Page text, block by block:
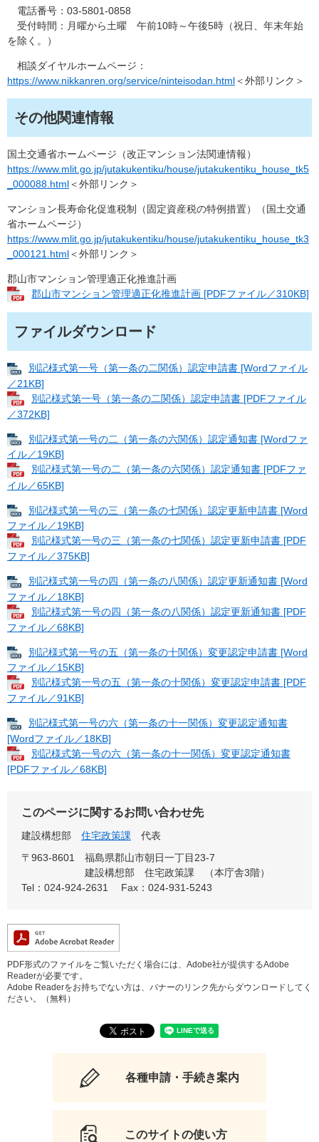
電話番号：03-5801-0858
受付時間：月曜から土曜 午前10時～午後5時（祝日、年末年始
を除く。）
相談ダイヤルホームページ：
https://www.nikkanren.org/service/ninteisodan.html＜外部リンク＞
その他関連情報
国土交通省ホームページ（改正マンション法関連情報）
https://www.mlit.go.jp/jutakukentiku/house/jutakukentiku_house_tk5
_000088.html＜外部リンク＞
マンション長寿命化促進税制（固定資産税の特例措置）（国土交通
省ホームページ）
https://www.mlit.go.jp/jutakukentiku/house/jutakukentiku_house_tk3
_000121.html＜外部リンク＞
郡山市マンション管理適正化推進計画
郡山市マンション管理適正化推進計画 [PDFファイル／310KB]
ファイルダウンロード
別記様式第一号（第一条の二関係）認定申請書 [Wordファイル
／21KB]
別記様式第一号（第一条の二関係）認定申請書 [PDFファイル
／372KB]
別記様式第一号の二（第一条の六関係）認定通知書 [Wordファ
イル／19KB]
別記様式第一号の二（第一条の六関係）認定通知書 [PDFファ
イル／65KB]
別記様式第一号の三（第一条の七関係）認定更新申請書 [Word
ファイル／19KB]
別記様式第一号の三（第一条の七関係）認定更新申請書 [PDF
ファイル／375KB]
別記様式第一号の四（第一条の八関係）認定更新通知書 [Word
ファイル／18KB]
別記様式第一号の四（第一条の八関係）認定更新通知書 [PDF
ファイル／68KB]
別記様式第一号の五（第一条の十関係）変更認定申請書 [Word
ファイル／15KB]
別記様式第一号の五（第一条の十関係）変更認定申請書 [PDF
ファイル／91KB]
別記様式第一号の六（第一条の十一関係）変更認定通知書
[Wordファイル／18KB]
別記様式第一号の六（第一条の十一関係）変更認定通知書
[PDFファイル／68KB]
このページに関するお問い合わせ先
建設構想部 住宅政策課
代表
〒963-8601
福島県郡山市朝日一丁目23-7
建設構想部 住宅政策課 （本庁舎3階）
Tel：024-924-2631
Fax：024-931-5243
PDF形式のファイルをご覧いただく場合には、Adobe社が提供するAdobe
Readerが必要です。
Adobe Readerをお持ちでない方は、バナーのリンク先からダウンロードしてく
ださい。（無料）
各種申請・手続き案内
このサイトの使い方